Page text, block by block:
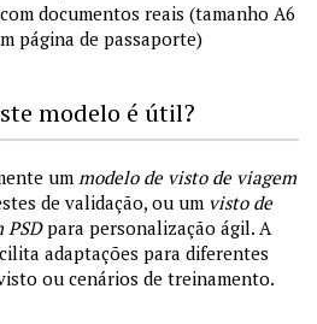
documentos reais (tamanho A6
página de passaporte)
modelo é útil?
um modelo de visto de viagem
de validação, ou um visto de
PSDpara personalização ágil. A
adaptações para diferentes
ou cenários de treinamento.